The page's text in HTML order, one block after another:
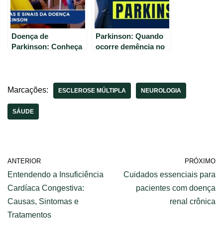
Doença de
Parkinson: Conheça
Parkinson: Quando
ocorre demência no
Marcações: ESCLEROSE MÚLTIPLA NEUROLOGIA
SÁUDE
ANTERIOR
Entendendo a Insuficiência
Cardíaca Congestiva:
Causas, Sintomas e
Tratamentos
PRÓXIMO
Cuidados essenciais para
pacientes com doença
renal crônica